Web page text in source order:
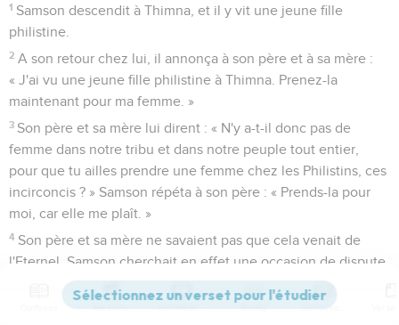
1 Samson descendit à Thimna, et il y vit une jeune fille
philistine.
2 A son retour chez lui, il annonça à son père et à sa mère :
« J'ai vu une jeune fille philistine à Thimna. Prenez-la
maintenant pour ma femme. »
3 Son père et sa mère lui dirent : « N'y a-t-il donc pas de
femme dans notre tribu et dans notre peuple tout entier,
pour que tu ailles prendre une femme chez les Philistins, ces
incirconcis ? » Samson répéta à son père : « Prends-la pour
moi, car elle me plaît. »
4 Son père et sa mère ne savaient pas que cela venait de
l'Eternel. Samson cherchait en effet une occasion de dispute
avec les Philistins. A cette époque-là, les Philistins
dominaient sur Israël.
Versions Commentaires Strong